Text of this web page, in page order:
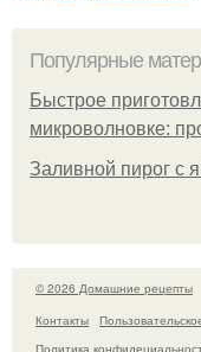
Популярные
Быстрое
микроволновке:
Заливной пирог с
© 2026 Домашние рецепты
Контакты
Политика